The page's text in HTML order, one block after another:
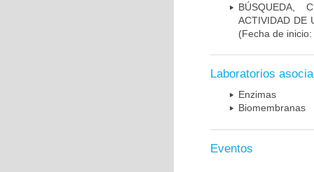
BÚSQUEDA,
ACTIVIDAD DE
(Fecha de
Laboratorios
Enzimas
Biomembranas
Eventos